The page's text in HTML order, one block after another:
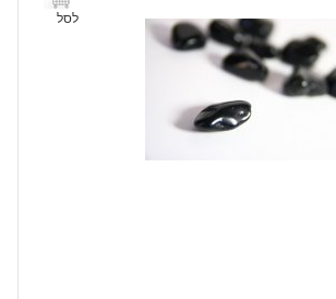
טורמלין
לסל